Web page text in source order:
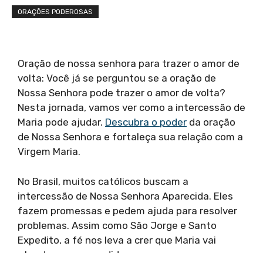
ORAÇÕES PODEROSAS
Oração de nossa senhora para trazer o amor de
volta: Você já se perguntou se a oração de
Nossa Senhora pode trazer o amor de volta?
Nesta jornada, vamos ver como a intercessão de
Maria pode ajudar. Descubra o poder da oração
de Nossa Senhora e fortaleça sua relação com a
Virgem Maria.
No Brasil, muitos católicos buscam a
intercessão de Nossa Senhora Aparecida. Eles
fazem promessas e pedem ajuda para resolver
problemas. Assim como São Jorge e Santo
Expedito, a fé nos leva a crer que Maria vai